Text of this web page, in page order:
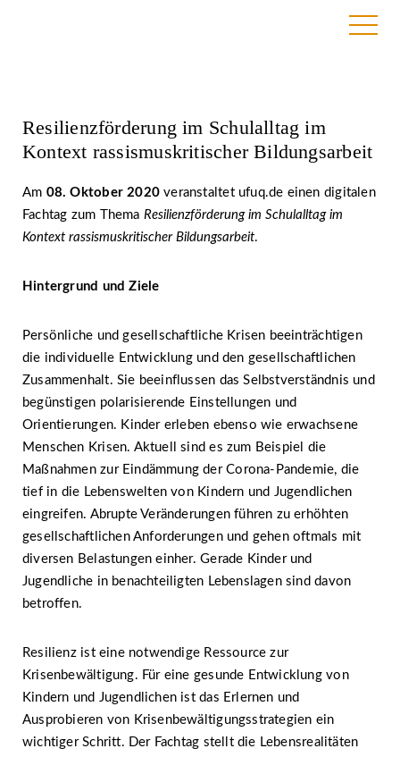
Resilienzförderung im Schulalltag im
Kontext rassismuskritischer Bildungsarbeit
Am 08. Oktober 2020 veranstaltet ufuq.de einen digitalen
Fachtag zum Thema Resilienzförderung im Schulalltag im
Kontext rassismuskritischer Bildungsarbeit.
Hintergrund und Ziele
Persönliche und gesellschaftliche Krisen beeinträchtigen
die individuelle Entwicklung und den gesellschaftlichen
Zusammenhalt. Sie beeinflussen das Selbstverständnis und
begünstigen polarisierende Einstellungen und
Orientierungen. Kinder erleben ebenso wie erwachsene
Menschen Krisen. Aktuell sind es zum Beispiel die
Maßnahmen zur Eindämmung der Corona-Pandemie, die
tief in die Lebenswelten von Kindern und Jugendlichen
eingreifen. Abrupte Veränderungen führen zu erhöhten
gesellschaftlichen Anforderungen und gehen oftmals mit
diversen Belastungen einher. Gerade Kinder und
Jugendliche in benachteiligten Lebenslagen sind davon
betroffen.
Resilienz ist eine notwendige Ressource zur
Krisenbewältigung. Für eine gesunde Entwicklung von
Kindern und Jugendlichen ist das Erlernen und
Ausprobieren von Krisenbewältigungsstrategien ein
wichtiger Schritt. Der Fachtag stellt die Lebensrealitäten